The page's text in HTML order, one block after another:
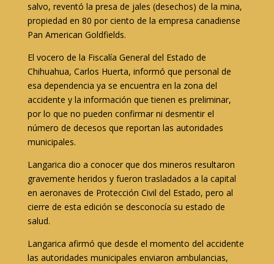
salvo, reventó la presa de jales (desechos) de la mina,
propiedad en 80 por ciento de la empresa canadiense
Pan American Goldfields.
El vocero de la Fiscalía General del Estado de
Chihuahua, Carlos Huerta, informó que personal de
esa dependencia ya se encuentra en la zona del
accidente y la información que tienen es preliminar,
por lo que no pueden confirmar ni desmentir el
número de decesos que reportan las autoridades
municipales.
Langarica dio a conocer que dos mineros resultaron
gravemente heridos y fueron trasladados a la capital
en aeronaves de Protección Civil del Estado, pero al
cierre de esta edición se desconocía su estado de
salud.
Langarica afirmó que desde el momento del accidente
las autoridades municipales enviaron ambulancias,